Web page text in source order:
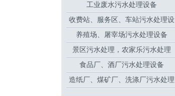
工业废水污水处理设备
收费站、服务区、车站污水处理设
备
养殖场、屠宰场污水处理设备
景区污水处理，农家乐污水处理
食品厂、酒厂污水处理设备
造纸厂、煤矿厂、洗涤厂污水处理